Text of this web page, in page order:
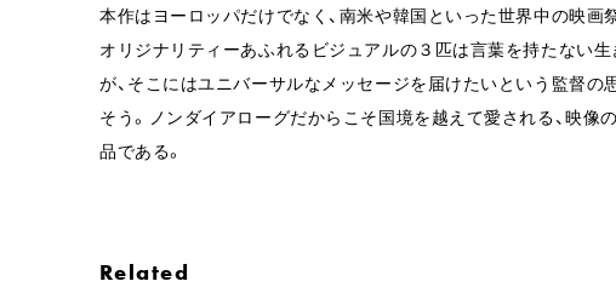
本作はヨーロッパだけでなく、南米や韓国といった世界中の映画
オリジナリティーあふれるビジュアルの３匹は言葉を持たない
が、そこにはユニバーサルなメッセージを届けたいという監督の
そう。ノンダイアローグだからこそ国境を越えて愛される、映像
品である。
Related